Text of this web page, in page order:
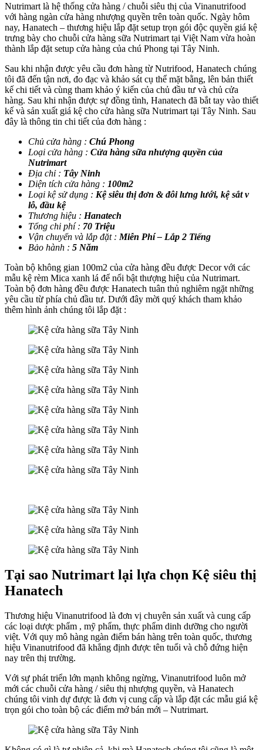
Nutrimart là hệ thống cửa hàng / chuỗi siêu thị của Vinanutrifood
với hàng ngàn cửa hàng nhượng quyền trên toàn quốc. Ngày hôm
nay, Hanatech – thương hiệu lắp đặt setup trọn gói độc quyền giá kệ
trưng bày cho chuỗi cửa hàng sữa Nutrimart tại Việt Nam vừa hoàn
thành lắp đặt setup cửa hàng của chú Phong tại Tây Ninh.
Sau khi nhận được yêu cầu đơn hàng từ Nutrifood, Hanatech chúng
tôi đã đến tận nơi, đo đạc và khảo sát cụ thể mặt bằng, lên bản thiết
kế chi tiết và cùng tham khảo ý kiến của chủ đầu tư và chủ cửa
hàng. Sau khi nhận được sự đồng tình, Hanatech đã bắt tay vào thiết
kế và sản xuất giá kệ cho cửa hàng sữa Nutrimart tại Tây Ninh. Sau
đây là thông tin chi tiết của đơn hàng :
Chủ cửa hàng : Chú Phong
Loại cửa hàng : Cửa hàng sữa nhượng quyền của
Nutrimart
Địa chỉ : Tây Ninh
Diện tích cửa hàng : 100m2
Loại kệ sử dụng : Kệ siêu thị đơn & đôi lưng lưới, kệ sắt v
lỗ, đầu kệ
Thương hiệu : Hanatech
Tổng chi phí : 70 Triệu
Vận chuyển và lắp đặt : Miễn Phí – Lắp 2 Tiếng
Bảo hành : 5 Năm
Toàn bộ không gian 100m2 của cửa hàng đều được Decor với các
mẫu kệ rèm Mica xanh lá để nổi bật thượng hiệu của Nutrimart.
Toàn bộ đơn hàng đều được Hanatech tuân thủ nghiêm ngặt những
yêu cầu từ phía chủ đầu tư. Dưới đây mời quý khách tham khảo
thêm hình ảnh chúng tôi lắp đặt :
Tại sao Nutrimart lại lựa chọn Kệ siêu thị
Hanatech
Thương hiệu Vinanutrifood là đơn vị chuyên sản xuất và cung cấp
các loại dược phẩm , mỹ phẩm, thực phẩm dinh dưỡng cho người
việt. Với quy mô hàng ngàn điểm bán hàng trên toàn quốc, thương
hiệu Vinanutrifood đã khẳng định được tên tuổi và chỗ đứng hiện
nay trên thị trường.
Với sự phát triển lớn mạnh không ngừng, Vinanutrifood luôn mở
mới các chuỗi cửa hàng / siêu thị nhượng quyền, và Hanatech
chúng tôi vinh dự được là đơn vị cung cấp và lắp đặt các mẫu giá kệ
trọn gói cho toàn bộ các điểm mở bán mới – Nutrimart.